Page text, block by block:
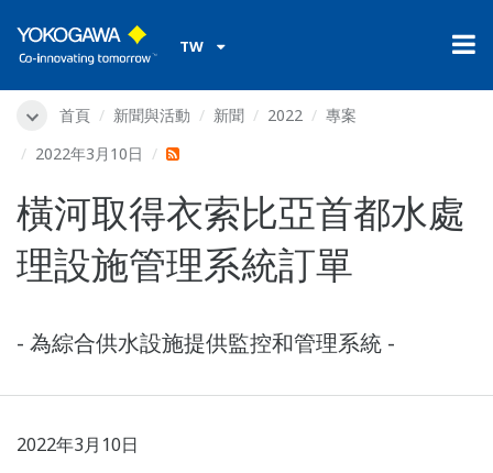
TW
首頁 新聞與活動 新聞 2022
專案
2022年3月10日
橫河取得衣索比亞首都水處
理設施管理系統訂單
- 為綜合供水設施提供監控和管理系統 -
2022年3月10日